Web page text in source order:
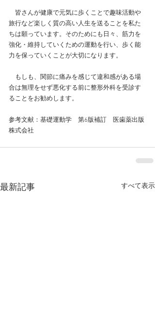
皆さんが健康で元気に歩くことで趣味活動や
旅行など楽しく質の高い人生を送ることを私た
ちは願っています。そのためにも日々、筋力を
強化・維持していくための運動を行い、歩く能
力を保っていくことが大切になります。
もしも、関節に痛みを感じて違和感がある場
合は無理をせず悪化する前に整形外科を受診す
ることをお勧めします。
参考文献：基礎運動学　第6版補訂　医歯薬出版
株式会社
最新記事 すべて表示